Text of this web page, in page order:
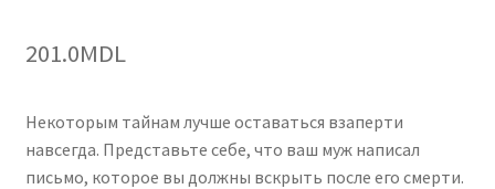
201.0MDL
Некоторым тайнам лучше оставаться взаперти
навсегда. Представьте себе, что ваш муж написал
письмо, которое вы должны вскрыть после его смерти.